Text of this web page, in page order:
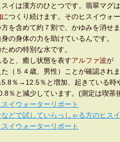
イは漢方のひとつです。翡翠マグ
につくり続けます。そのヒスイウォ
を含めて約７割で、かゆみを消せま
の身体の力を助けているんです。
めの特別な水です。
と、癒し状態を表すアルファ波が
（５４歳、男性）ことが確認されま
％→12.5％と増加、起きている時
％と減少しています。(測定は喫茶
イウォーターリポート
どで試していらっしゃる方のヒス
イウォーターリポート